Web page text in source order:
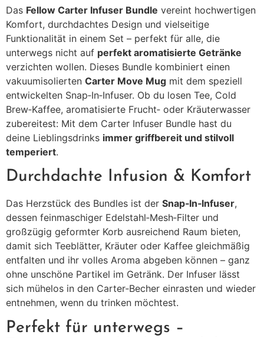
Das Fellow Carter Infuser Bundle vereint hochwertigen
Komfort, durchdachtes Design und vielseitige
Funktionalität in einem Set – perfekt für alle, die
unterwegs nicht auf perfekt aromatisierte Getränke
verzichten wollen. Dieses Bundle kombiniert einen
vakuumisolierten Carter Move Mug mit dem speziell
entwickelten Snap‑In‑Infuser. Ob du losen Tee, Cold
Brew‑Kaffee, aromatisierte Frucht‑ oder Kräuterwasser
zubereitest: Mit dem Carter Infuser Bundle hast du
deine Lieblingsdrinks immer griffbereit und stilvoll
temperiert.
Durchdachte Infusion & Komfort
Das Herzstück des Bundles ist der Snap‑In‑Infuser,
dessen feinmaschiger Edelstahl‑Mesh‑Filter und
großzügig geformter Korb ausreichend Raum bieten,
damit sich Teeblätter, Kräuter oder Kaffee gleichmäßig
entfalten und ihr volles Aroma abgeben können – ganz
ohne unschöne Partikel im Getränk. Der Infuser lässt
sich mühelos in den Carter‑Becher einrasten und wieder
entnehmen, wenn du trinken möchtest.
Perfekt für unterwegs –